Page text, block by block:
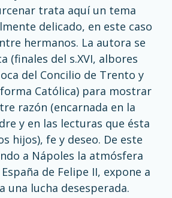
trata aquí un tema
delicado, en este caso
hermanos. La autora se
(finales del s.XVI, albores
del Concilio de Trento y
Católica) para mostrar
razón (encarnada en la
y en las lecturas que ésta
hijos), fe y deseo. De este
a Nápoles la atmósfera
de Felipe II, expone a
una lucha desesperada.